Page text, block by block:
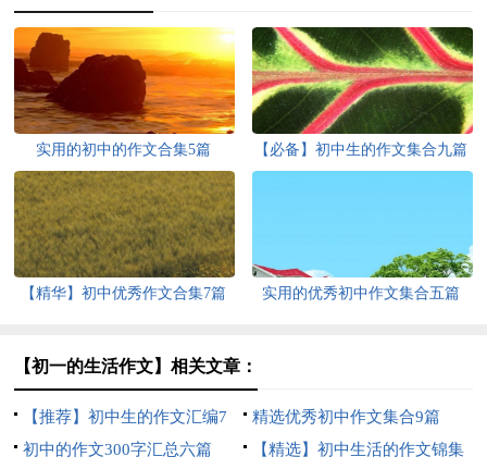
实用的初中的作文合集5篇 【必备】初中生的作文集合九篇
【精华】初中优秀作文合集7篇 实用的优秀初中作文集合五篇
【初一的生活作文】相关文章：
【推荐】初中生的作文汇编7
篇
精选优秀初中作文集合9篇
初中的作文300字汇总六篇
【精选】初中生活的作文锦集